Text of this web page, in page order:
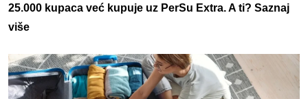
25.000 kupaca već kupuje uz PerSu Extra. A ti? Saznaj
više